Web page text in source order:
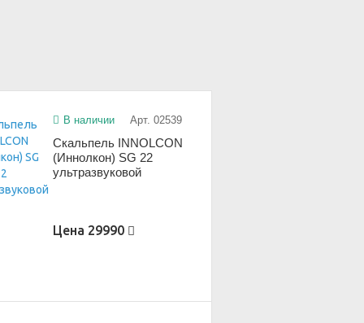
В наличии Арт. 02539
Скальпель INNOLCON
(Иннолкон) SG 22
ультразвуковой
Цена 29990